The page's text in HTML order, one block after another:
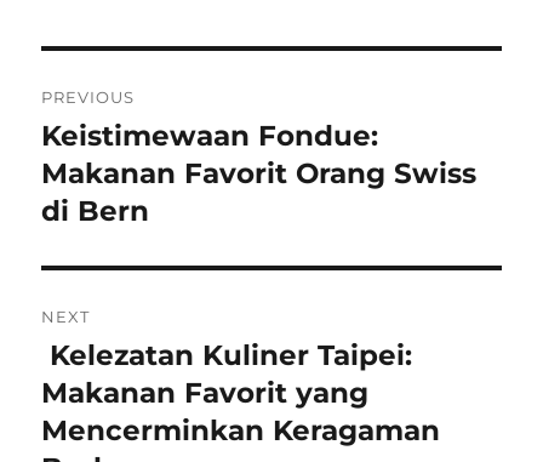
pos
PREVIOUS
Previous
post:
Keistimewaan Fondue:
Makanan Favorit Orang Swiss
di Bern
NEXT
Next
post:
Kelezatan Kuliner Taipei:
Makanan Favorit yang
Mencerminkan Keragaman